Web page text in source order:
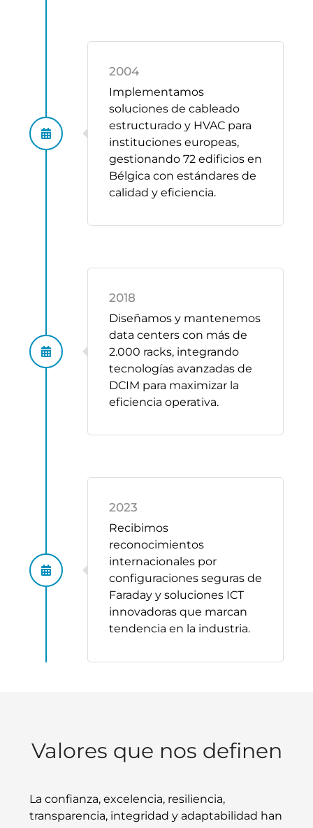
2004
Implementamos
soluciones de cableado
estructurado y HVAC para
instituciones europeas,
gestionando 72 edificios en
Bélgica con estándares de
calidad y eficiencia.
2018
Diseñamos y mantenemos
data centers con más de
2.000 racks, integrando
tecnologías avanzadas de
DCIM para maximizar la
eficiencia operativa.
2023
Recibimos
reconocimientos
internacionales por
configuraciones seguras de
Faraday y soluciones ICT
innovadoras que marcan
tendencia en la industria.
Valores que nos definen
La confianza, excelencia, resiliencia,
transparencia, integridad y adaptabilidad han